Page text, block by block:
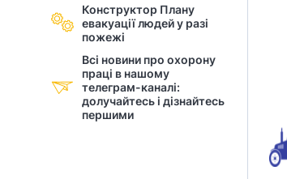
Конструктор Плану
евакуації людей у разi
пожежі
Всі новини про охорону
праці в нашому
телеграм-каналі:
долучайтесь і дізнайтесь
першими